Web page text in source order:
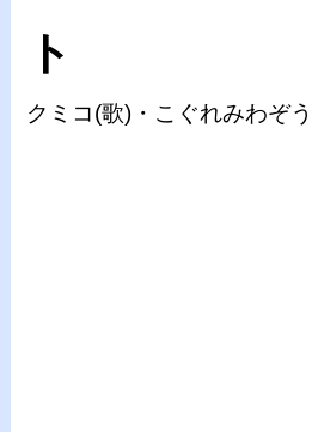
ト
クミコ(歌)・こぐれみわぞ